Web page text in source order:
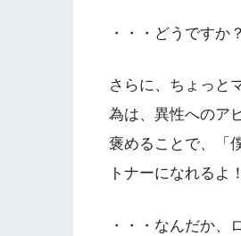
・・・どうですか
さらに、ちょっと
為は、異性へのア
褒めることで、「
トナーになれるよ
・・・なんだか、